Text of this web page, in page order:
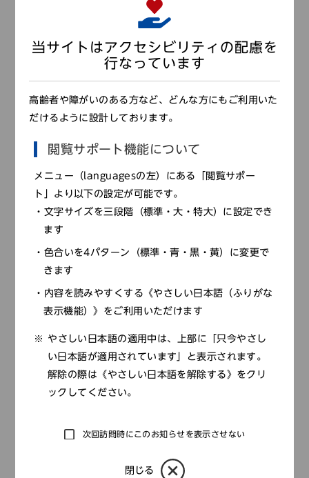
第122回志賀直哉『流行感冒』
前田 徹/ 日本中世史
当サイトはアクセシビリティの配慮を
行なっています
高齢者や障がいのある方など、どんな方にもご利用いた
だけるように設計しております。
閲覧サポート機能について
メニュー（languagesの左）にある「閲覧サポー
ト」より以下の設定が可能です。
文字サイズを三段階（標準・大・特大）に設定でき
ます
色合いを4パターン（標準・青・黒・黄）に変更で
きます
内容を読みやすくする《やさしい日本語（ふりがな
表示機能）》をご利用いただけます
やさしい日本語の適用中は、上部に「只今やさし
い日本語が適用されています」と表示されます。
解除の際は《やさしい日本語を解除する》をクリ
ックしてください。
次回訪問時にこのお知らせを表示させない
閉じる